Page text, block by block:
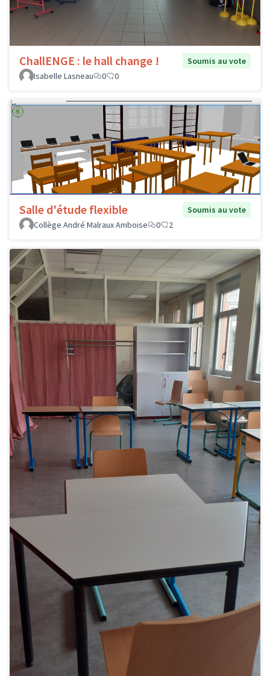
ChallENGE : le hall change !
Soumis au vote
Isabelle Lasneau
0 0
Salle d'étude flexible
Soumis au vote
Collège André Malraux Amboise
0 2